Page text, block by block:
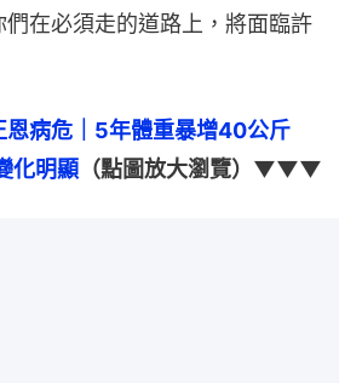
在必須走的道路上，將面臨許
恩病危｜5年體重暴增40公斤
化明顯 （點圖放大瀏覽）▼▼▼